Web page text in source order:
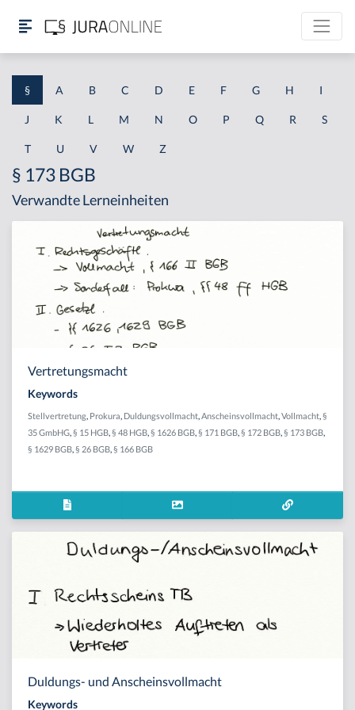
§ A B C D E F G H I
J K L M N O P Q R S
T U V W Z
§ 173 BGB
Verwandte Lerneinheiten
Vertretungsmacht
Keywords
Stellvertretung Prokura Duldungsvollmacht Anscheinsvollmacht Vollmacht §
35 GmbHG § 15 HGB § 48 HGB § 1626 BGB § 171 BGB § 172 BGB § 173 BGB
§ 1629 BGB § 26 BGB § 166 BGB
Duldungs- und Anscheinsvollmacht
Keywords